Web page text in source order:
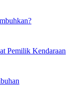
Pemilik Kendaraan